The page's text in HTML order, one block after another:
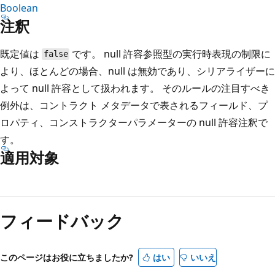
Boolean
注釈
既定値は false です。 null 許容参照型の実行時表現の制限に
より、ほとんどの場合、null は無効であり、シリアライザーに
よって null 許容として扱われます。 そのルールの注目すべき
例外は、コントラクト メタデータで表されるフィールド、プ
ロパティ、コンストラクターパラメーターの null 許容注釈で
す。
適用対象
み
取
モ
フィードバック
このページはお役に立ちましたか? はい いいえ